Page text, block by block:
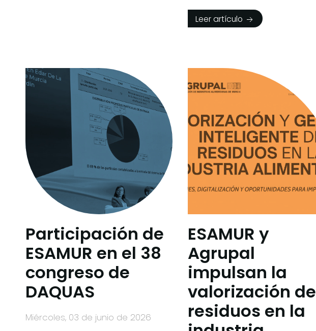
Leer artículo
Participación de
ESAMUR en el 38
congreso de
DAQUAS
miércoles, 03 de junio de 2026
ESAMUR y
Agrupal
impulsan la
valorización de
residuos en la